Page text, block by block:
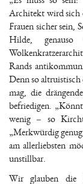
Architekt wird sich
Frauen sicher sein,
Hilde, genauso
Rands
Denn so altruistisch
mag, die
befriedigen.
wenig – so
„Merkwürdig genug,
am allerliebsten
unstillbar.
Wir glauben die